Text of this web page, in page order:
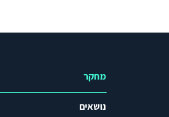
מחקר
נושאים